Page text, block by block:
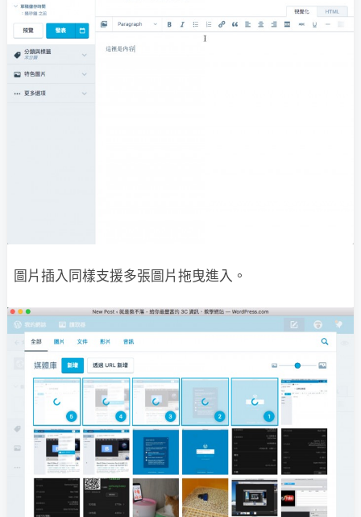
圖片插入同樣支援多張圖片拖曳進入。